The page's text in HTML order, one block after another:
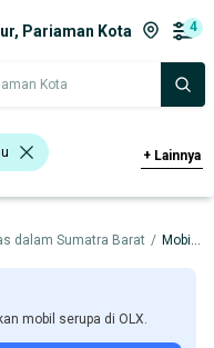
Pariaman Kota 4
Kota
+ Lainnya
dalam Sumatra Barat / Mobil Bekas dalam Pariaman Kota
mobil serupa di OLX.